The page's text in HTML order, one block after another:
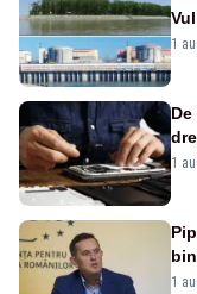
în
1
un
1
1